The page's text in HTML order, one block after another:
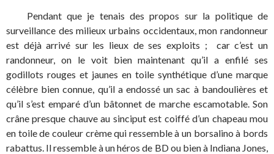
Pendant que je tenais des propos sur la politique de
surveillance des milieux urbains occidentaux, mon randonneur
est déjà arrivé sur les lieux de ses exploits ; car c’est un
randonneur, on le voit bien maintenant qu’il a enfilé ses
godillots rouges et jaunes en toile synthétique d’une marque
célèbre bien connue, qu’il a endossé un sac à bandoulières et
qu’il s’est emparé d’un bâtonnet de marche escamotable. Son
crâne presque chauve au sinciput est coiffé d’un chapeau mou
en toile de couleur crème qui ressemble à un borsalino à bords
rabattus. Il ressemble à un héros de BD ou bien à Indiana Jones,